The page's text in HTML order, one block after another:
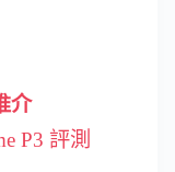
介
P3 評測